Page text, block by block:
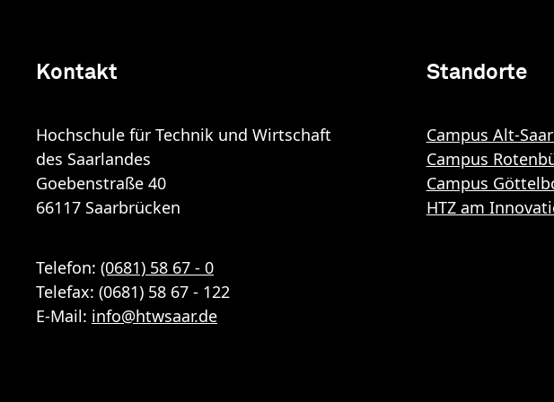
Kontakt
Hochschule für Technik und Wirtschaft
des Saarlandes
Goebenstraße 40
66117 Saarbrücken
Telefon: (0681) 58 67 - 0
Telefax: (0681) 58 67 - 122
E-Mail: info@htwsaar.de
Standorte
Campus Alt-
Campus
Campus
HTZ am